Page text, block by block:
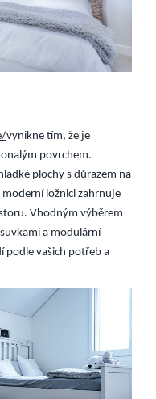
vynikne tím, že je
povrchem.
plochy s důrazem na
ložnici zahrnuje
Vhodným výběrem
a modulární
podle vašich potřeb a